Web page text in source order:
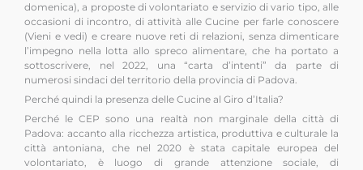
domenica), a proposte di volontariato e servizio di vario tipo, alle
occasioni di incontro, di attività alle Cucine per farle conoscere
(Vieni e vedi) e creare nuove reti di relazioni, senza dimenticare
l’impegno nella lotta allo spreco alimentare, che ha portato a
sottoscrivere, nel 2022, una “carta d’intenti” da parte di
numerosi sindaci del territorio della provincia di Padova.
Perché quindi la presenza delle Cucine al Giro d’Italia?
Perché le CEP sono una realtà non marginale della città di
Padova: accanto alla ricchezza artistica, produttiva e culturale la
città antoniana, che nel 2020 è stata capitale europea del
volontariato, è luogo di grande attenzione sociale, di